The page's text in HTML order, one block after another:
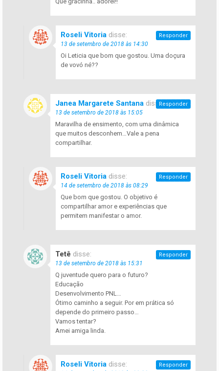
Roseli Vitoria disse:
13 de setembro de 2018 às 14:30
Oi Leticia que bom que gostou. Uma doçura
de vovó né??
Responder
Janea Margarete Santana disse:
13 de setembro de 2018 às 15:05
Maravilha de ensimento, com uma dinâmica
que muitos desconhem…Vale a pena
compartilhar.
Responder
Roseli Vitoria disse:
14 de setembro de 2018 às 08:29
Que bom que gostou. O objetivo é
compartilhar amor e experiências que
permitem manifestar o amor.
Responder
Tetê disse:
13 de setembro de 2018 às 15:31
Q juventude quero para o futuro?
Educação
Desenvolvimento PNL…
Ótimo caminho a seguir. Por em prática só
depende do primeiro passo…
Vamos tentar?
Amei amiga linda.
Responder
Roseli Vitoria disse: Responder